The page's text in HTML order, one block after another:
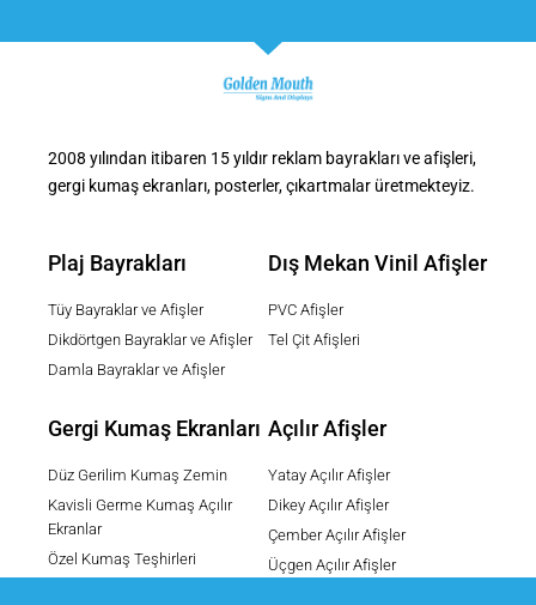
2008 yılından itibaren 15 yıldır reklam bayrakları ve afişleri,
gergi kumaş ekranları, posterler, çıkartmalar üretmekteyiz.
Plaj Bayrakları
Tüy Bayraklar ve Afişler
Dikdörtgen Bayraklar ve Afişler
Damla Bayraklar ve Afişler
Dış Mekan Vinil Afişler
PVC Afişler
Tel Çit Afişleri
Gergi Kumaş Ekranları
Düz Gerilim Kumaş Zemin
Kavisli Germe Kumaş Açılır
Ekranlar
Özel Kumaş Teşhirleri
Açılır Afişler
Yatay Açılır Afişler
Dikey Açılır Afişler
Çember Açılır Afişler
Üçgen Açılır Afişler